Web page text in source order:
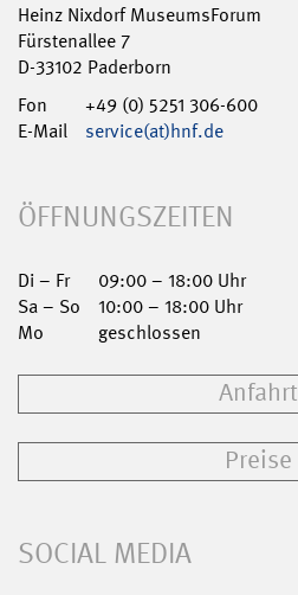
Heinz Nixdorf MuseumsForum
Fürstenallee 7
D-33102 Paderborn
Fon
+49 (0) 5251 306-600
E-Mail
service(at)hnf.de
ÖFFNUNGSZEITEN
Di – Fr
09:00 – 18:00 Uhr
Sa – So
10:00 – 18:00 Uhr
Mo
geschlossen
Anfahrt
Preise
SOCIAL MEDIA